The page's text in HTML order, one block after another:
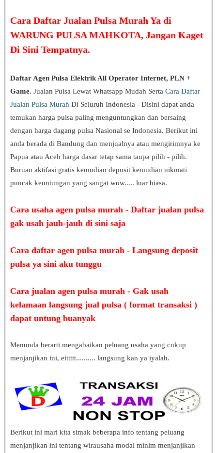
Cara Daftar Jualan Pulsa Murah Ya di
WARUNG PULSA MAHKOTA, Jangan Kaget
Di Sini Tempatnya.
Daftar Agen Pulsa Elektrik All Operator Internet, PLN +
Game. Jualan Pulsa Lewat Whatsapp Mudah Serta Cara Daftar
Jualan Pulsa Murah Di Seluruh Indonesia - Disini dapat anda
temukan harga pulsa paling menguntungkan dan bersaing
dengan harga dagang pulsa Nasional se Indonesia. Berikut ini
anda berada di Bandung dan menjualnya atau mengirimnya ke
Papua atau Aceh harga dasar tetap sama tanpa pilih - pilih.
Buruan aktifasi gratis kemudian deposit kemudian nikmati
puncak keuntungan yang sangat wow..... luar biasa.
Cara usaha agen pulsa murah - Daftar jualan pulsa
gak usah jauh-jauh di sini saja
Cara daftar agen pulsa murah - Langsung deposit
pulsa ya sini aku tunggu
Cara jualan agen pulsa murah - Gak usah
kelamaan langsung jual pulsa ( format transaksi )
dapat untung buanyak
Menunda berarti mengabaikan peluang usaha yang cukup
menjanjikan ini, eittttt.......... langsung kan ya iyalah.
Berikut ini mari kita simak beberapa info tentang peluang
menjanjikan ini tentang wirausaha modal minim menjanjikan